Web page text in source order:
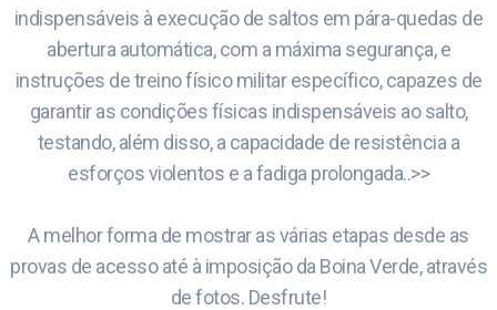
indispensáveis à execução de saltos em pára-quedas de
abertura automática, com a máxima segurança, e
instruções de treino físico militar específico, capazes de
garantir as condições físicas indispensáveis ao salto,
testando, além disso, a capacidade de resistência a
esforços violentos e a fadiga prolongada..>>
A melhor forma de mostrar as várias etapas desde as
provas de acesso até à imposição da Boina Verde, através
de fotos. Desfrute!